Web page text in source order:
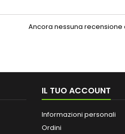
Ancora nessuna recensione
IL TUO ACCOUNT
Informazioni personali
Ordini